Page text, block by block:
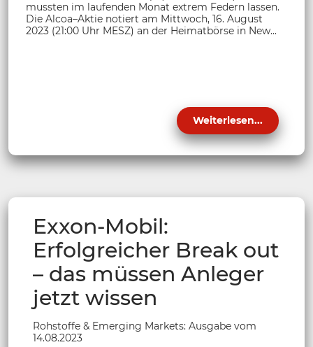
mussten im laufenden Monat extrem Federn lassen.
Die Alcoa–Aktie notiert am Mittwoch, 16. August
2023 (21:00 Uhr MESZ) an der Heimatbörse in New...
Weiterlesen...
Exxon-Mobil:
Erfolgreicher Break out
– das müssen Anleger
jetzt wissen
Rohstoffe & Emerging Markets: Ausgabe vom
14.08.2023